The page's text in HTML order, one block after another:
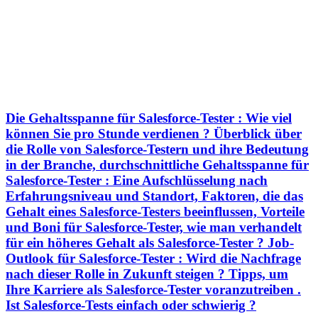
Die Gehaltsspanne für Salesforce-Tester : Wie viel
können Sie pro Stunde verdienen ? Überblick über
die Rolle von Salesforce-Testern und ihre Bedeutung
in der Branche, durchschnittliche Gehaltsspanne für
Salesforce-Tester : Eine Aufschlüsselung nach
Erfahrungsniveau und Standort, Faktoren, die das
Gehalt eines Salesforce-Testers beeinflussen, Vorteile
und Boni für Salesforce-Tester, wie man verhandelt
für ein höheres Gehalt als Salesforce-Tester ? Job-
Outlook für Salesforce-Tester : Wird die Nachfrage
nach dieser Rolle in Zukunft steigen ? Tipps, um
Ihre Karriere als Salesforce-Tester voranzutreiben .
Ist Salesforce-Tests einfach oder schwierig ?